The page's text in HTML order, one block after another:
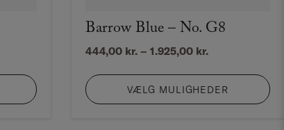
Barrow Blue – No. G8
444,00 kr. – 1.925,00 kr.Prisinterval:
1.925,00 kr.
VÆLG MULIGHEDER